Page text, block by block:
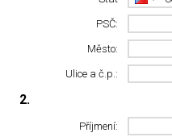
PSČ:
Město:
Ulice a č.p.:
2.
Příjmení: